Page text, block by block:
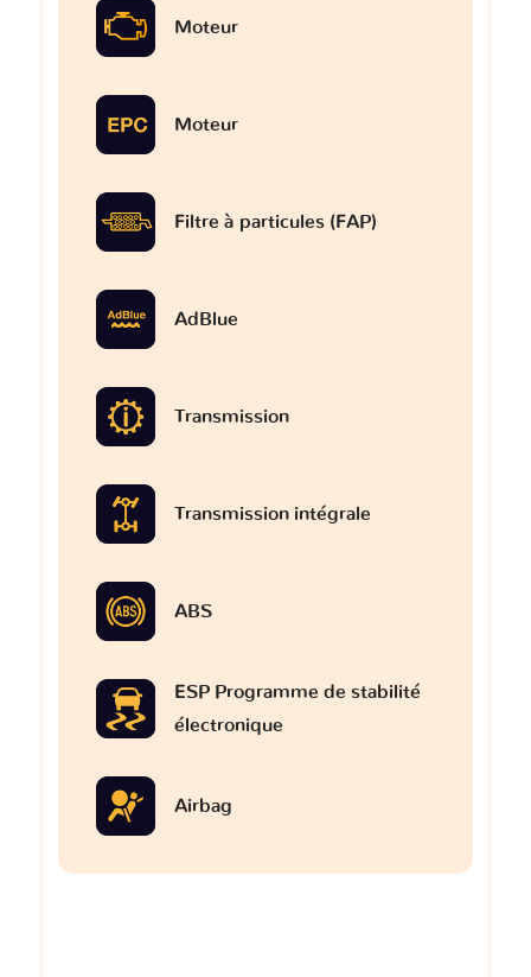
Moteur
Moteur
Filtre à particules (FAP)
AdBlue
Transmission
Transmission intégrale
ABS
ESP Programme de stabilité
électronique
Airbag